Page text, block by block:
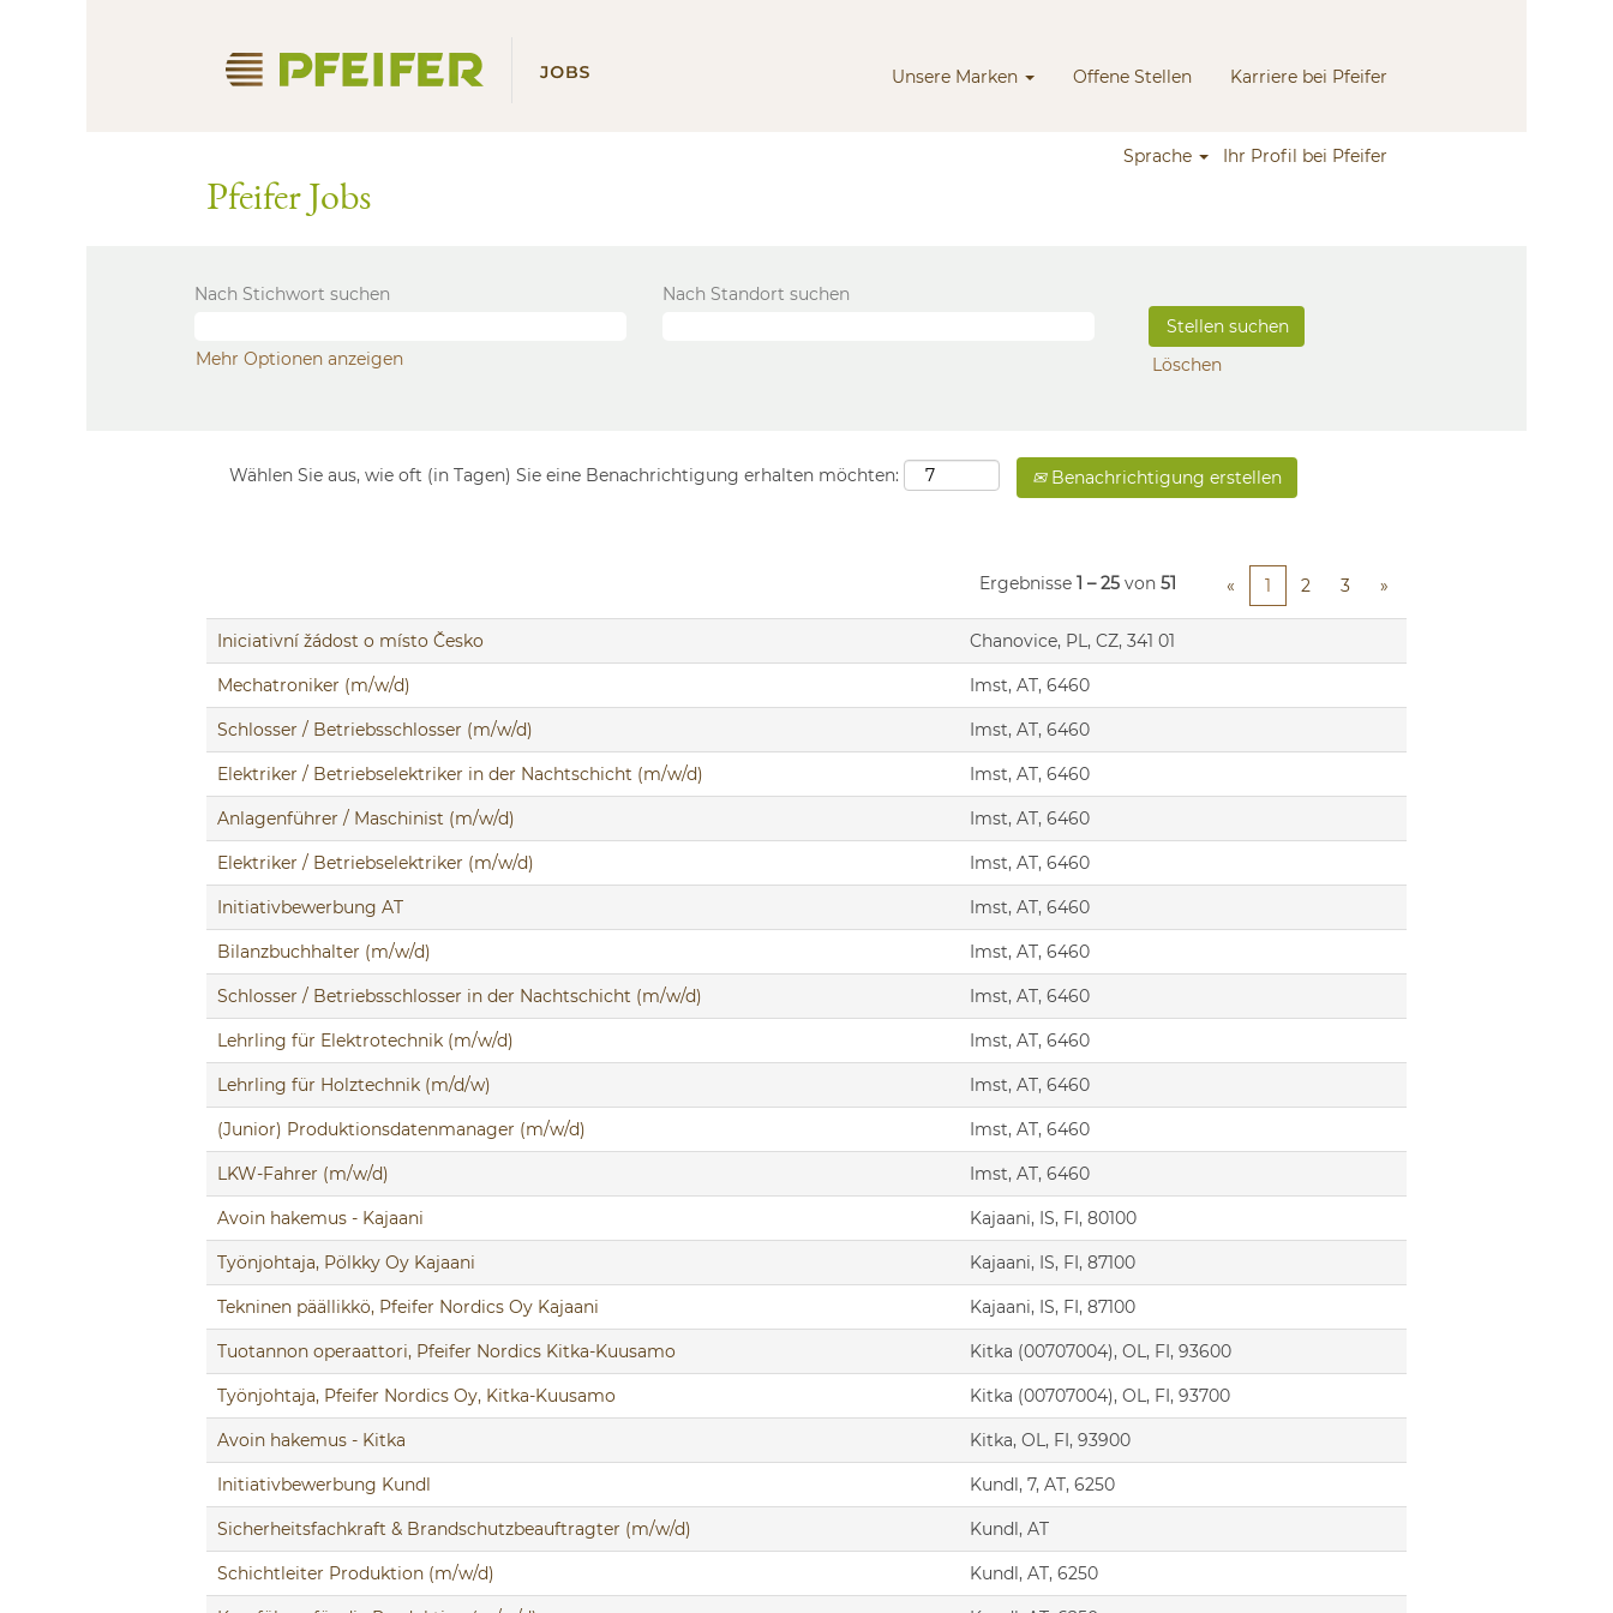
Unsere Marken Offene Stellen Karriere bei Pfeifer
Sprache Ihr Profil bei Pfeifer
Pfeifer Jobs
Nach Stichwort suchen Nach Standort suchen
Mehr Optionen anzeigen Löschen
Wählen Sie aus, wie oft (in Tagen) Sie eine Benachrichtigung erhalten möchten: Benachrichtigung erstellen
Ergebnisse 1 – 25 von 51 « 1 2 3 »
Iniciativní žádost o místo Česko Chanovice, PL, CZ, 341 01
Mechatroniker (m/w/d) Imst, AT, 6460
Schlosser / Betriebsschlosser (m/w/d) Imst, AT, 6460
Elektriker / Betriebselektriker in der Nachtschicht (m/w/d) Imst, AT, 6460
Anlagenführer / Maschinist (m/w/d) Imst, AT, 6460
Elektriker / Betriebselektriker (m/w/d) Imst, AT, 6460
Initiativbewerbung AT Imst, AT, 6460
Bilanzbuchhalter (m/w/d) Imst, AT, 6460
Schlosser / Betriebsschlosser in der Nachtschicht (m/w/d) Imst, AT, 6460
Lehrling für Elektrotechnik (m/w/d) Imst, AT, 6460
Lehrling für Holztechnik (m/d/w) Imst, AT, 6460
(Junior) Produktionsdatenmanager (m/w/d) Imst, AT, 6460
LKW-Fahrer (m/w/d) Imst, AT, 6460
Avoin hakemus - Kajaani Kajaani, IS, FI, 80100
Työnjohtaja, Pölkky Oy Kajaani Kajaani, IS, FI, 87100
Tekninen päällikkö, Pfeifer Nordics Oy Kajaani Kajaani, IS, FI, 87100
Tuotannon operaattori, Pfeifer Nordics Kitka-Kuusamo Kitka (00707004), OL, FI, 93600
Työnjohtaja, Pfeifer Nordics Oy, Kitka-Kuusamo Kitka (00707004), OL, FI, 93700
Avoin hakemus - Kitka Kitka, OL, FI, 93900
Initiativbewerbung Kundl Kundl, 7, AT, 6250
Sicherheitsfachkraft & Brandschutzbeauftragter (m/w/d) Kundl, AT
Schichtleiter Produktion (m/w/d) Kundl, AT, 6250